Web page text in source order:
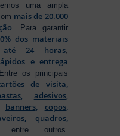
uma ampla
mais de 20.000
. Para garantir
dos materiais
até 24 horas,
e entrega
os principais
de visita,
, adesivos,
banners, copos,
, quadros,
outros.